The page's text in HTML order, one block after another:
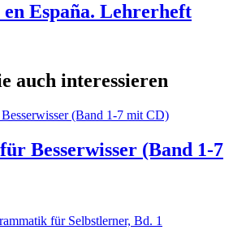
España. Lehrerheft
auch interessieren
Besserwisser (Band 1-7